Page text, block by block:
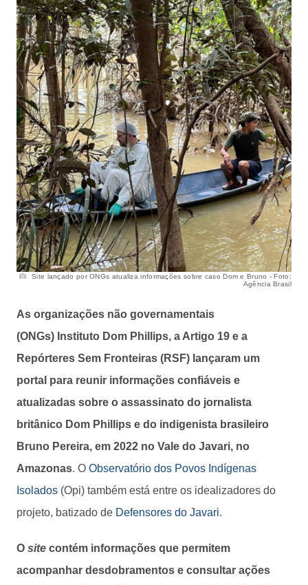
Site lançado por ONGs atualiza informações sobre caso Dom e Bruno - Foto:
Agência Brasil
As organizações não governamentais
(ONGs) Instituto Dom Phillips, a Artigo 19 e a
Repórteres Sem Fronteiras (RSF) lançaram um
portal para reunir informações confiáveis e
atualizadas sobre o assassinato do jornalista
britânico Dom Phillips e do indigenista brasileiro
Bruno Pereira, em 2022 no Vale do Javari, no
Amazonas. O Observatório dos Povos Indígenas
Isolados (Opi) também está entre os idealizadores do
projeto, batizado de Defensores do Javari.
O site contém informações que permitem
acompanhar desdobramentos e consultar ações